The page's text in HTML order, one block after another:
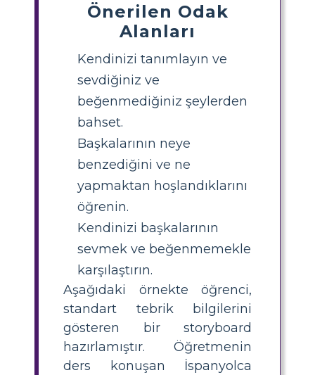
Önerilen Odak
Alanları
Kendinizi tanımlayın ve
sevdiğiniz ve
beğenmediğiniz şeylerden
bahset.
Başkalarının neye
benzediğini ve ne
yapmaktan hoşlandıklarını
öğrenin.
Kendinizi başkalarının
sevmek ve beğenmemekle
karşılaştırın.
Aşağıdaki örnekte öğrenci,
standart tebrik bilgilerini
gösteren bir storyboard
hazırlamıştır. Öğretmenin
ders konuşan İspanyolca